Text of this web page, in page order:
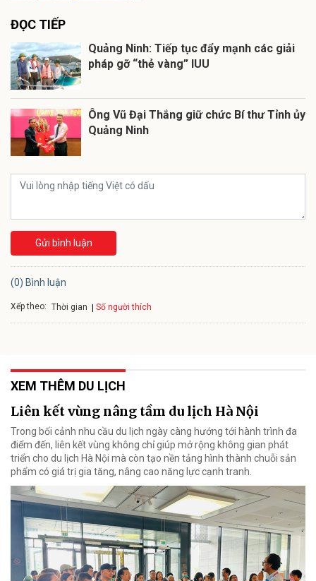
ĐỌC TIẾP
Quảng Ninh: Tiếp tục đẩy mạnh các giải
pháp gỡ “thẻ vàng” IUU
Ông Vũ Đại Thắng giữ chức Bí thư Tỉnh ủy
Quảng Ninh
Gửi bình luận
(0) Bình luận
Xếp theo: Thời gian Số người thích
XEM THÊM DU LỊCH
Liên kết vùng nâng tầm du lịch Hà Nội
Trong bối cảnh nhu cầu du lịch ngày càng hướng tới hành trình đa
điểm đến, liên kết vùng không chỉ giúp mở rộng không gian phát
triển cho du lịch Hà Nội mà còn tạo nền tảng hình thành chuỗi sản
phẩm có giá trị gia tăng, nâng cao năng lực cạnh tranh.